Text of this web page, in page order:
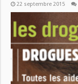
22 septembre 2015